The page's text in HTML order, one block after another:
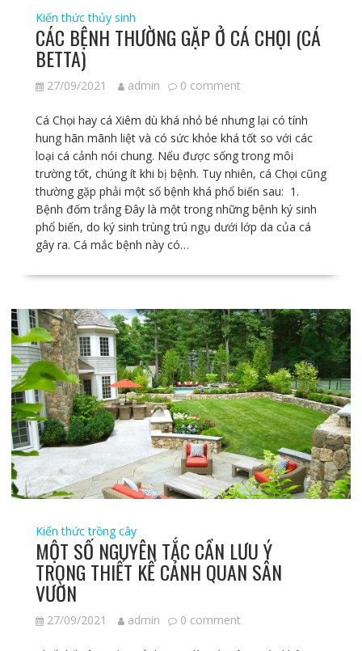
Kiến thức thủy sinh
CÁC BỆNH THƯỜNG GẶP Ở CÁ CHỌI (CÁ
BETTA)
27/09/2021 admin 0 comment
Cá Chọi hay cá Xiêm dù khá nhỏ bé nhưng lại có tính
hung hãn mãnh liệt và có sức khỏe khá tốt so với các
loại cá cảnh nói chung. Nếu được sống trong môi
trường tốt, chúng ít khi bị bệnh. Tuy nhiên, cá Chọi cũng
thường gặp phải một số bệnh khá phổ biến sau: 1.
Bệnh đốm trắng Đây là một trong những bệnh ký sinh
phổ biến, do ký sinh trùng trú ngụ dưới lớp da của cá
gây ra. Cá mắc bệnh này có…
Kiến thức trồng cây
MỘT SỐ NGUYÊN TẮC CẦN LƯU Ý
TRONG THIẾT KẾ CẢNH QUAN SÂN
VƯỜN
27/09/2021 admin 0 comment